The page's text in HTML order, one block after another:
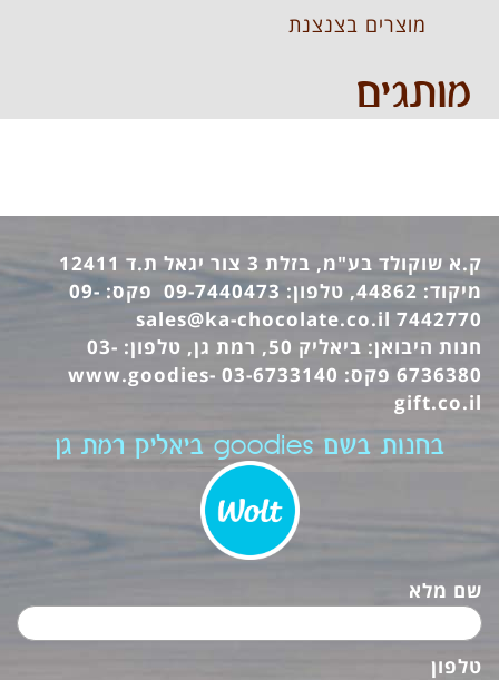
מוצרים בצנצנת
מותגים
ק.א שוקולד בע"מ, בזלת 3 צור יגאל ת.ד 12411
מיקוד: 44862, טלפון: 09-7440473 פקס: 09-
7442770
sales@ka-chocolate.co.il
חנות היבואן: ביאליק 50, רמת גן, טלפון: 03-
6736380 פקס: 03-6733140
www.goodies-
gift.co.il
בחנות בשם goodies ביאליק רמת גן
שם מלא
טלפון